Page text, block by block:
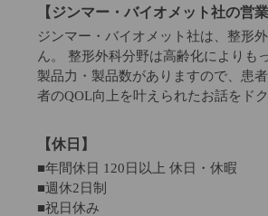
【ジンマー・バイオメット社の営
ジンマー・バイオメット社は、整形
ん。 整形外科分野は高齢化によりも
製品力・製品数がありますので、患
者のQOL向上を叶えられたお話をド
【休日】
■年間休日 120日以上 休日・休暇
■週休2日制
■祝日休み